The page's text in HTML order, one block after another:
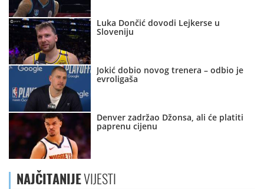
Luka Dončić dovodi Lejkerse u
Sloveniju
Jokić dobio novog trenera – odbio je
evroligaša
Denver zadržao Džonsa, ali će platiti
paprenu cijenu
NAJČITANIJEVIJESTI